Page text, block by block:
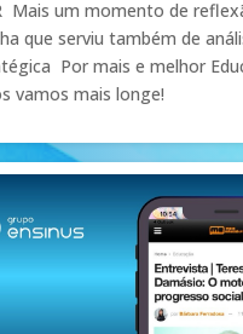
Mais um momento de
que serviu também de
Por mais e melhor
vamos mais longe!